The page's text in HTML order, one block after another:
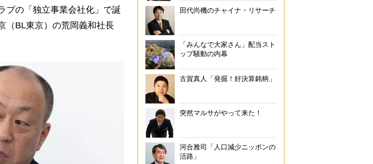
ブの「独立事業会社化」で誕
（BL東京）の荒岡義和社長
田代尚機のチャイナ・リサーチ
「みんなで大家さん」配当スト
ップ騒動の内幕
古賀真人「発掘！好決算銘柄」
突然マルサがやって来た！
河合雅司「人口減少ニッポンの
活路」